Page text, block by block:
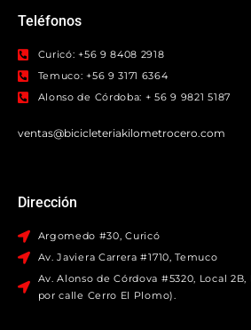
Teléfonos
Curicó: +56 9 8408 2918
Temuco: +56 9 3171 6364
Alonso de Córdoba: + 56 9 9821 5187
ventas@bicicleteriakilometrocero.com
Dirección
Argomedo #30, Curicó
Av. Javiera Carrera #1710, Temuco
Av. Alonso de Córdova #5320, Local 2B,
por calle Cerro El Plomo).